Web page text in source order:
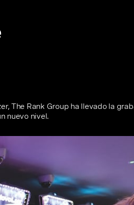
The Rank Group ha llevado la
nuevo nivel.